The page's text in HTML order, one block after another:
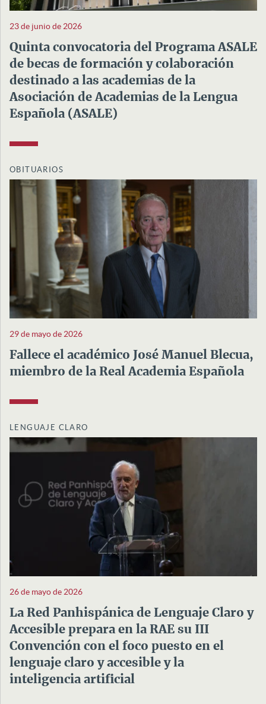
23 de junio de 2026
Quinta convocatoria del Programa ASALE
de becas de formación y colaboración
destinado a las academias de la
Asociación de Academias de la Lengua
Española (ASALE)
OBITUARIOS
29 de mayo de 2026
Fallece el académico José Manuel Blecua,
miembro de la Real Academia Española
LENGUAJE CLARO
26 de mayo de 2026
La Red Panhispánica de Lenguaje Claro y
Accesible prepara en la RAE su III
Convención con el foco puesto en el
lenguaje claro y accesible y la
inteligencia artificial